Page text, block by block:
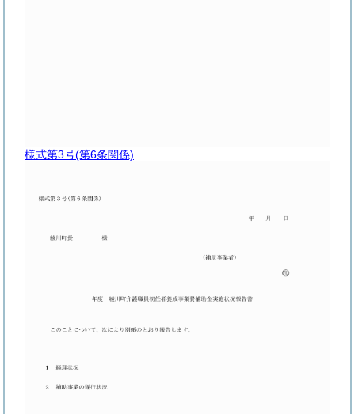
様式第3号(第6条関係)